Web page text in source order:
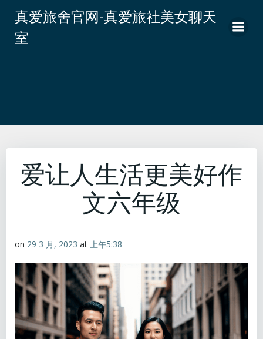
转
真爱旅舍官网-真爱旅社美女聊天
室
爱让人生活更美好作
文六年级
on 29 3 月, 2023 at 上午5:38